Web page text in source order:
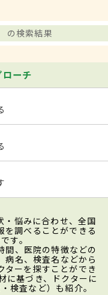
の検索結果
ーチ
・悩みに合わせ、全国
を調べることができる
す。
間、医院の特徴などの
病名、検査名などから
ターを探すことができ
に基づき、ドクターに
検査など）も紹介。